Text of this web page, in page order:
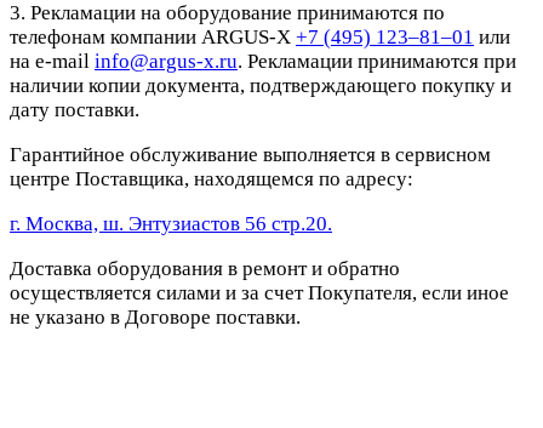
3. Рекламации на оборудование принимаются по
телефонам компании ARGUS-X +7 (495) 123–81–01 или
на e-mail info@argus-x.ru. Рекламации принимаются при
наличии копии документа, подтверждающего покупку и
дату поставки.
Гарантийное обслуживание выполняется в сервисном
центре Поставщика, находящемся по адресу:
г. Москва, ш. Энтузиастов 56 стр.20.
Доставка оборудования в ремонт и обратно
осуществляется силами и за счет Покупателя, если иное
не указано в Договоре поставки.